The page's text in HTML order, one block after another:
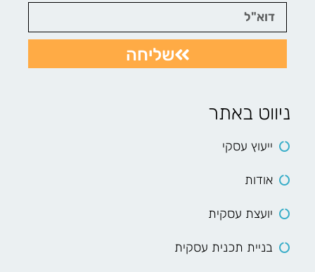
שליחה
ניווט באתר
ייעוץ עסקי
אודות
יועצת עסקית
בניית תכנית עסקית